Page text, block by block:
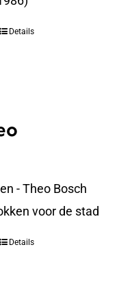
Details
- Theo Bosch
voor de stad
Details